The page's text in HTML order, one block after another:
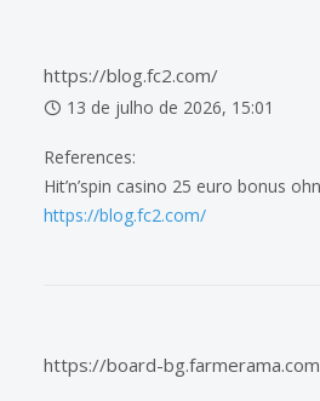
https://blog.fc2.com/
13 de julho de 2026, 15:01
References:
Hit’n’spin casino 25 euro bonus
https://blog.fc2.com/
https://board-